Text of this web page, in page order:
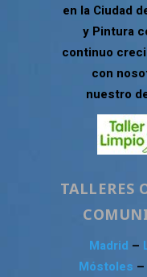
en la Ciudad
y Pintura
continuo
con
nuestro
TALLERES
Madrid –
Móstoles –